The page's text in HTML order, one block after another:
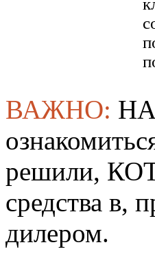
ВАЖНО:
решили,
средства в,
дилером.